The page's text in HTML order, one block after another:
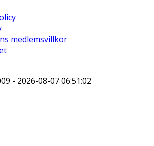
medlemsvillkor
- 2026-08-07 06:51:02